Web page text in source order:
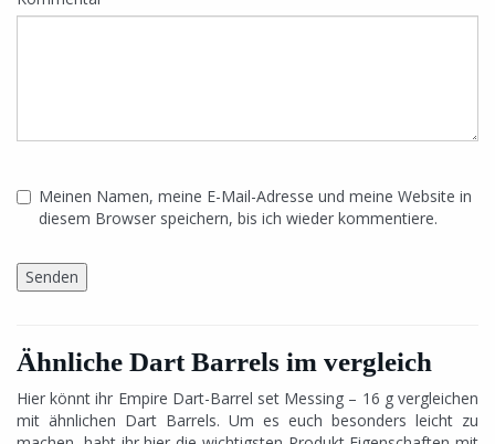
Meinen Namen, meine E-Mail-Adresse und meine Website in
diesem Browser speichern, bis ich wieder kommentiere.
Ähnliche Dart Barrels im vergleich
Hier könnt ihr Empire Dart-Barrel set Messing – 16 g vergleichen
mit ähnlichen Dart Barrels. Um es euch besonders leicht zu